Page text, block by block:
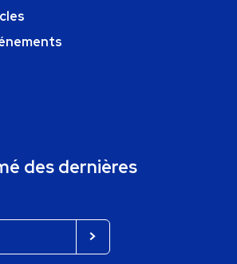
des dernières